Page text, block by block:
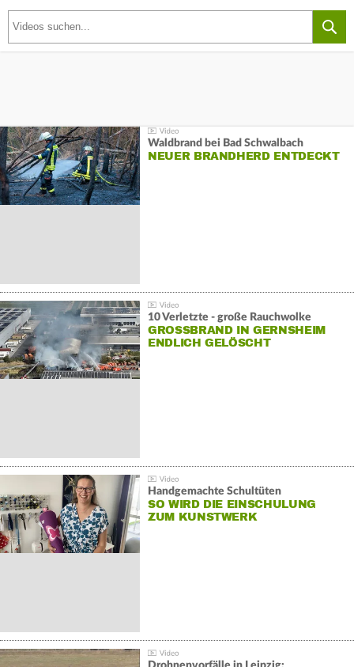
Waldbrand bei Bad Schwalbach
NEUER BRANDHERD ENTDECKT
10 Verletzte - große Rauchwolke
GROSSBRAND IN GERNSHEIM E
NDLICH GELÖSCHT
Handgemachte Schultüten
SO WIRD DIE EINSCHULUNG
ZUM KUNSTWERK